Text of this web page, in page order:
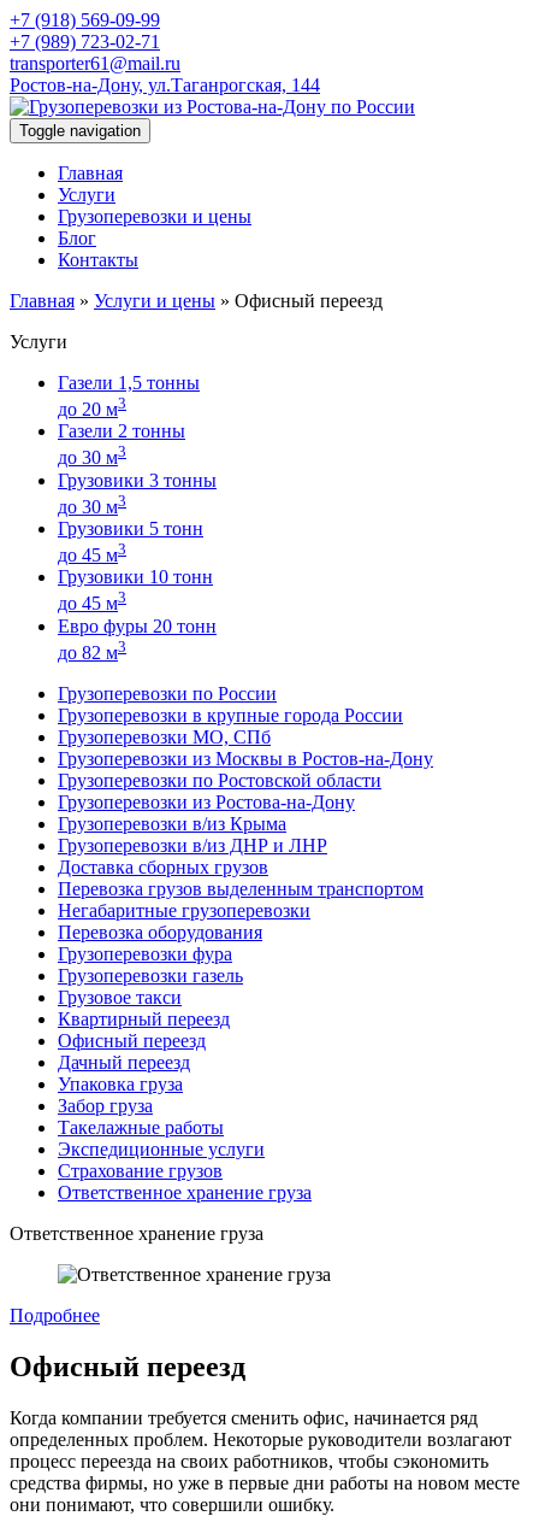
+7 (918) 569-09-99
+7 (989) 723-02-71
transporter61@mail.ru
Ростов-на-Дону, ул.Таганрогская, 144
Toggle navigation
Главная
Услуги
Грузоперевозки и цены
Блог
Контакты
Главная » Услуги и цены » Офисный переезд
Услуги
Газели 1,5 тонны
до 20 м3
Газели 2 тонны
до 30 м3
Грузовики 3 тонны
до 30 м3
Грузовики 5 тонн
до 45 м3
Грузовики 10 тонн
до 45 м3
Евро фуры 20 тонн
до 82 м3
Грузоперевозки по России
Грузоперевозки в крупные города России
Грузоперевозки МО, СПб
Грузоперевозки из Москвы в Ростов-на-Дону
Грузоперевозки по Ростовской области
Грузоперевозки из Ростова-на-Дону
Грузоперевозки в/из Крыма
Грузоперевозки в/из ДНР и ЛНР
Доставка сборных грузов
Перевозка грузов выделенным транспортом
Негабаритные грузоперевозки
Перевозка оборудования
Грузоперевозки фура
Грузоперевозки газель
Грузовое такси
Квартирный переезд
Офисный переезд
Дачный переезд
Упаковка груза
Забор груза
Такелажные работы
Экспедиционные услуги
Страхование грузов
Ответственное хранение груза
Ответственное хранение груза
Подробнее
Офисный переезд
Когда компании требуется сменить офис, начинается ряд
определенных проблем. Некоторые руководители возлагают
процесс переезда на своих работников, чтобы сэкономить
средства фирмы, но уже в первые дни работы на новом месте
они понимают, что совершили ошибку.